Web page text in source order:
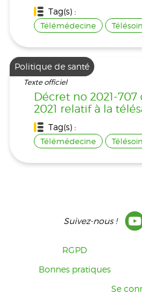
Tag(s) :
Télémédecine
Politique de santé
Texte officiel
Décret no 2021-707
2021 relatif à la
Tag(s) :
Télémédecine
Suivez-nous !
RGPD
Bonnes pratiques
Se